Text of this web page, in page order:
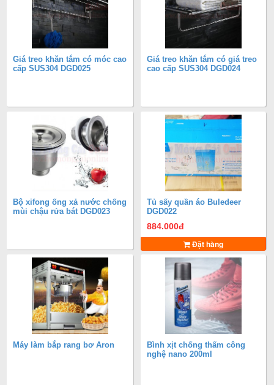
Giá treo khăn tắm có móc cao
cấp SUS304 DGD025
Giá treo khăn tắm có giá treo
cao cấp SUS304 DGD024
Bộ xifong ống xả nước chống
mùi chậu rửa bát DGD023
Tủ sấy quần áo Buledeer
DGD022
884.000đ
Đặt hàng
Máy làm bắp rang bơ Aron
Bình xịt chống thấm công
nghệ nano 200ml